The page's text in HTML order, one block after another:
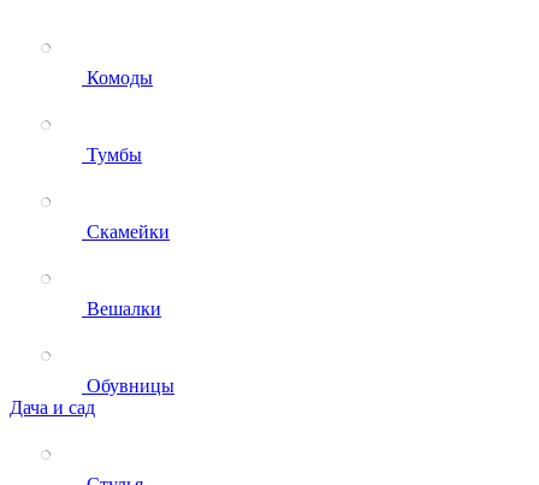
Комоды
Тумбы
Скамейки
Вешалки
Обувницы
Дача и сад